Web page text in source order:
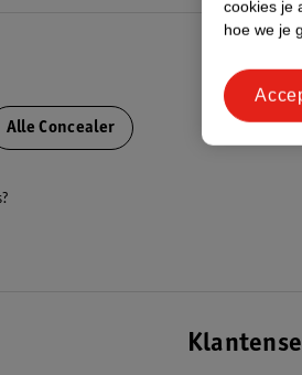
je gemakkelijk oneffenheden en
Alle Concealer
cookies je
hoe we je